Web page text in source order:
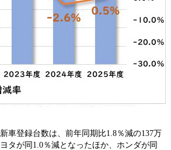
車登録台数は、前年同期比1.8％減の137万
タが同1.0％減となったほか、ホンダが同